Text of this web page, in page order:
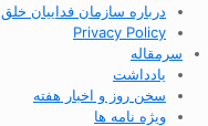
درباره سازمان فداییان
Privacy Policy
سرمقاله
یادداشت
سخن روز و اخبار هفته
ویژه نامه ها